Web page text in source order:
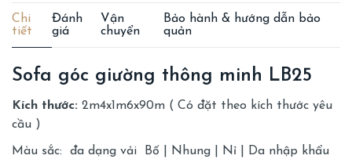
Chi
tiết
Đánh
giá
Vận
chuyển
Bảo hành & hướng dẫn bảo
quản
Sofa góc giường thông minh LB25
Kích thước: 2m4x1m6x90m ( Có đặt theo kích thước yêu
cầu )
Màu sắc: đa dạng vải Bố | Nhung | Nỉ | Da nhập khẩu